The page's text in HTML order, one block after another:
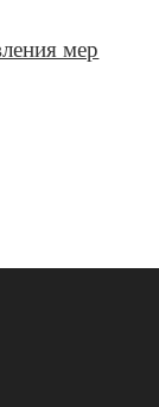
мер